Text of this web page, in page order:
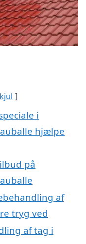
i
hjælpe
på
af
tryg ved
af tag i